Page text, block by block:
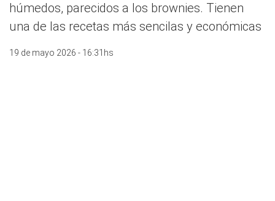
húmedos, parecidos a los brownies. Tienen
una de las recetas más sencilas y económicas
19 de mayo 2026 - 16:31hs